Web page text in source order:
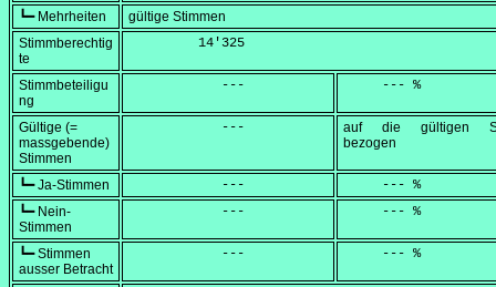
┗━ Mehrheiten
gültige Stimmen
Stimmberechtig
te
         14'325
Stimmbeteiligu
ng
            ---
     --- %
Gültige (=
massgebende)
Stimmen
            ---
auf die gültigen
bezogen
┗━ Ja-Stimmen
            ---
     --- %
┗━ Nein-
Stimmen
            ---
     --- %
┗━ Stimmen
ausser Betracht
            ---
     --- %